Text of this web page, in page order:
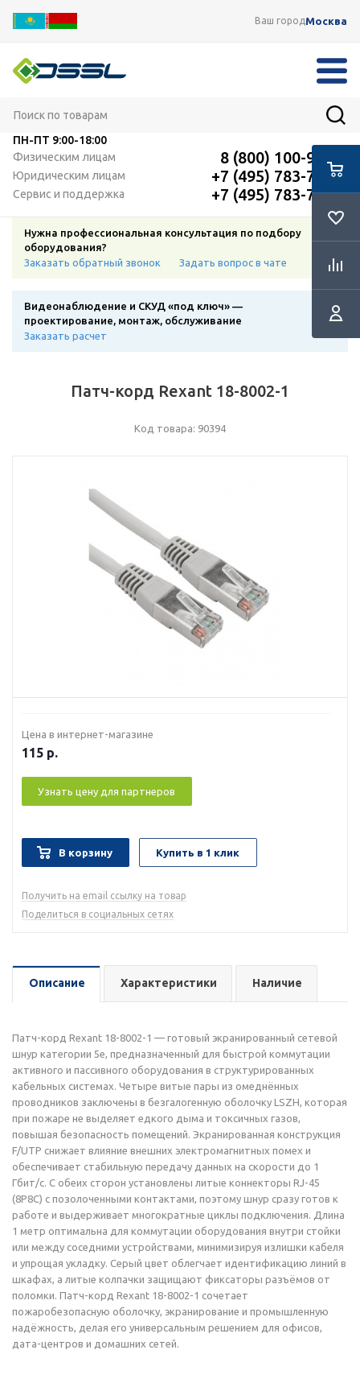
Ваш городМосква
ПН-ПТ 9:00-18:00
Физическим лицам
8 (800) 100-91-12
Юридическим лицам +7 (495) 783-72-87
Сервис и поддержка +7 (495) 783-72-87
Нужна профессиональная консультация по подбору
оборудования?
Заказать обратный звонок
Задать вопрос в чате
Видеонаблюдение и СКУД «под ключ» —
проектирование, монтаж, обслуживание
Заказать расчет
Патч-корд Rexant 18-8002-1
Код товара: 90394
Цена в интернет-магазине
115 р.
Узнать цену для партнеров
В корзину Купить в 1 клик
Получить на email ссылку на товар
Поделиться в социальных сетях
Описание Характеристики Наличие
Патч-корд Rexant 18-8002-1 — готовый экранированный сетевой
шнур категории 5e, предназначенный для быстрой коммутации
активного и пассивного оборудования в структурированных
кабельных системах. Четыре витые пары из омеднённых
проводников заключены в безгалогенную оболочку LSZH, которая
при пожаре не выделяет едкого дыма и токсичных газов,
повышая безопасность помещений. Экранированная конструкция
F/UTP снижает влияние внешних электромагнитных помех и
обеспечивает стабильную передачу данных на скорости до 1
Гбит/с. С обеих сторон установлены литые коннекторы RJ-45
(8P8C) с позолоченными контактами, поэтому шнур сразу готов к
работе и выдерживает многократные циклы подключения. Длина
1 метр оптимальна для коммутации оборудования внутри стойки
или между соседними устройствами, минимизируя излишки кабеля
и упрощая укладку. Серый цвет облегчает идентификацию линий в
шкафах, а литые колпачки защищают фиксаторы разъёмов от
поломки. Патч-корд Rexant 18-8002-1 сочетает
пожаробезопасную оболочку, экранирование и промышленную
надёжность, делая его универсальным решением для офисов,
дата-центров и домашних сетей.